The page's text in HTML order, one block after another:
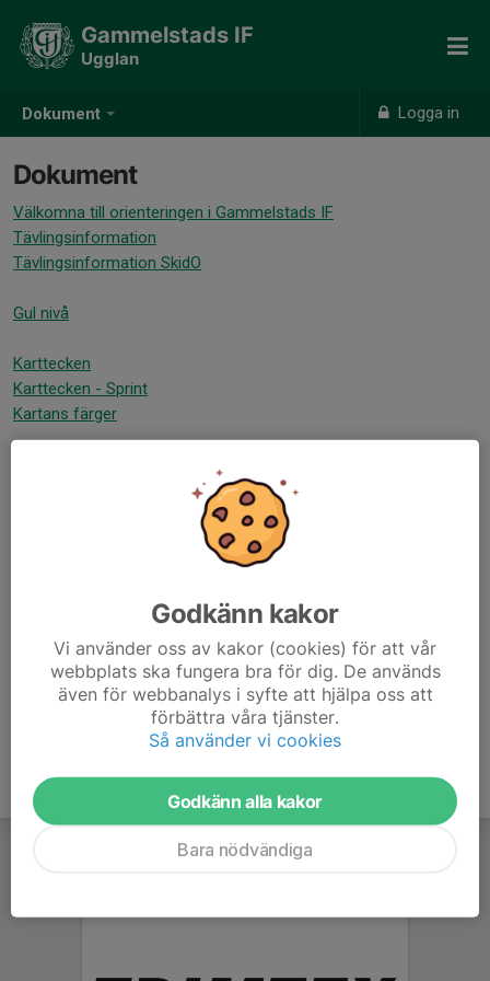
Dokument Logga in
Gammelstads IF
Ugglan
Dokument
Välkomna till orienteringen i Gammelstads IF
Tävlingsinformation
Tävlingsinformation SkidO
Gul nivå
Karttecken
Karttecken - Sprint
Kartans färger
Inbjudningar / Program
Inbjudan Norrlandsmästerskapen 2025
Inbjudan Daladubbeln 2025
Inbjudan NOFs årsavslutning 2025
Godkänn kakor
Vi använder oss av kakor (cookies) för att vår
webbplats ska fungera bra för dig. De används
även för webbanalys i syfte att hjälpa oss att
förbättra våra tjänster.
Så använder vi cookies
Godkänn alla kakor
Bara nödvändiga